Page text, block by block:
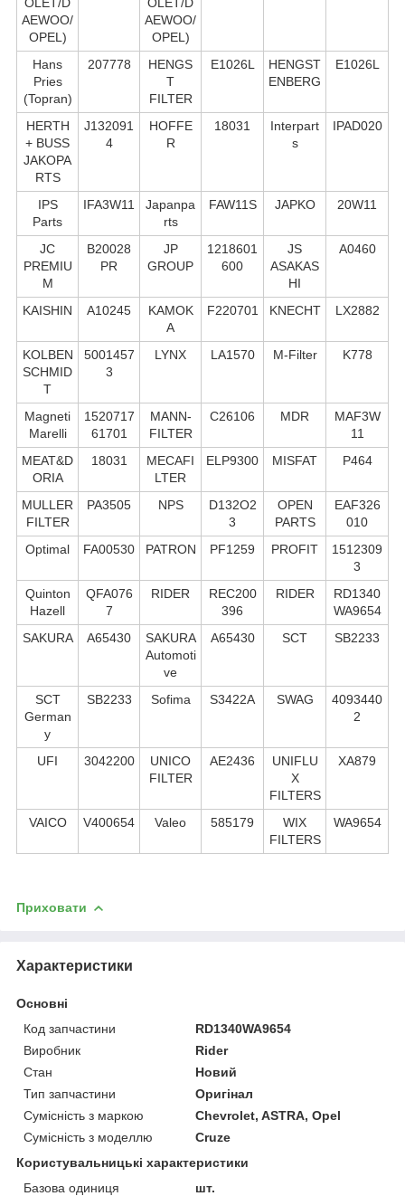
AEWOO/
OPEL)
AEWOO/
OPEL)
Hans
Pries
(Topran)
207778
HENGS
T
FILTER
E1026L
HENGST
ENBERG
E1026L
HERTH
+ BUSS
JAKOPA
RTS
J132091
4
HOFFE
R
18031
Interpart
s
IPAD020
IPS
Parts
IFA3W11
Japanpa
rts
FAW11S JAPKO 20W11
JC
PREMIU
M
B20028
PR
JP
GROUP
1218601
600
JS
ASAKAS
HI
A0460
KAISHIN A10245
KAMOK
A
F220701 KNECHT LX2882
KOLBEN
SCHMID
T
5001457
3
LYNX LA1570 M-Filter K778
Magneti
Marelli
1520717
61701
MANN-
FILTER
C26106 MDR
MAF3W
11
MEAT&D
ORIA
18031
MECAFI
LTER
ELP9300 MISFAT P464
MULLER
FILTER
PA3505 NPS
D132O2
3
OPEN
PARTS
EAF326
010
Optimal
FA00530 PATRON PF1259 PROFIT
1512309
3
Quinton
Hazell
QFA076
7
RIDER
REC200
396
RIDER
RD1340
WA9654
SAKURA
A65430
SAKURA
Automoti
ve
A65430 SCT SB2233
SCT
German
y
SB2233 Sofima S3422A SWAG
4093440
2
UFI 3042200
UNICO
FILTER
AE2436
UNIFLU
X
FILTERS
XA879
VAICO V400654 Valeo 585179
WIX
FILTERS
WA9654
Приховати
Характеристики
Основні
Код запчастини
RD1340WA9654
Виробник
Rider
Стан
Новий
Тип запчастини
Оригінал
Сумісність з маркою
Chevrolet, ASTRA, Opel
Сумісність з моделлю
Cruze
Користувальницькі характеристики
Базова одиниця
шт.